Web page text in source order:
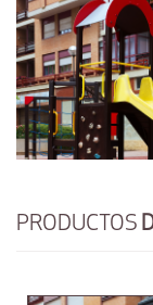
PRODUCTOS